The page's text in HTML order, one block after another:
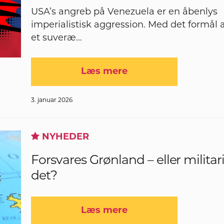
USA’s angreb på Venezuela er en åbenlys
imperialistisk aggression. Med det formål
et suveræ...
Læs mere
3. januar 2026
NYHEDER
Forsvares Grønland – eller
det?
Læs mere